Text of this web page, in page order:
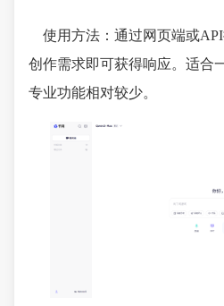
使用方法：通过网页端或
创作需求即可获得响应。适合
专业功能相对较少。